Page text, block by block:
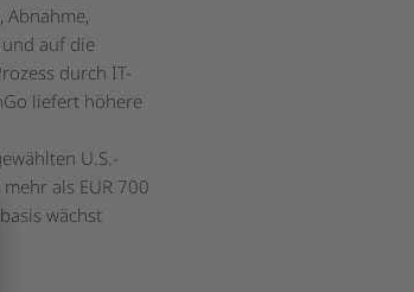
auf die
durch IT-
liefert höhere
U.S.-
als EUR 700
wächst